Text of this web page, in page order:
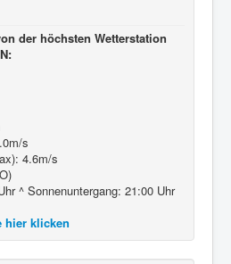
der höchsten Wetterstation
s
4.6m/s
^ Sonnenuntergang: 21:00 Uhr
hier klicken